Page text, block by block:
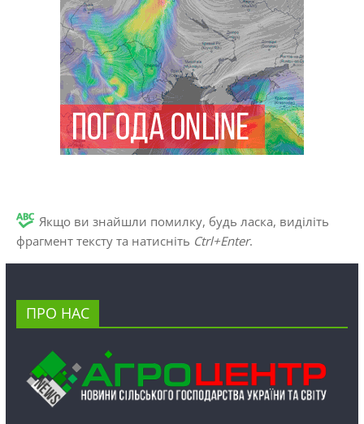
Якщо ви знайшли помилку, будь ласка, виділіть
фрагмент тексту та натисніть Ctrl+Enter.
ПРО НАС